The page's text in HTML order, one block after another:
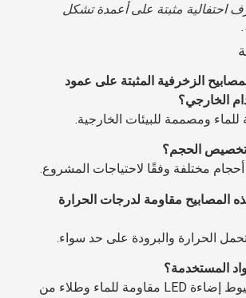
مثبتة على أعمدة تشكل
الزخرفية المثبتة على عمود
ومصممة للبيئات الخارجية.
مختلفة وفقًا لاحتياجات المشروع.
هذه المصابيح مقاومة لدرجات الحرارة
والبرودة على حد سواء.
إطار حديدي وخيوط إضاءة LED مقاومة للماء وطلاء من